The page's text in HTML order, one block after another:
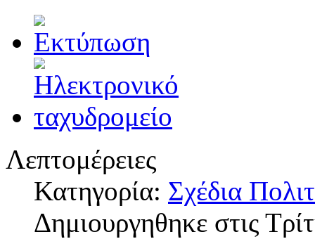
Λεπτομέρειες
Κατηγορία: Σχέδια
Δημιουργηθηκε στις